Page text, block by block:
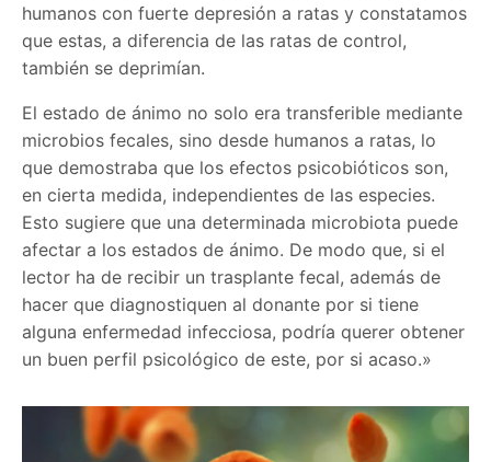
humanos con fuerte depresión a ratas y constatamos
que estas, a diferencia de las ratas de control,
también se deprimían.
El estado de ánimo no solo era transferible mediante
microbios fecales, sino desde humanos a ratas, lo
que demostraba que los efectos psicobióticos son,
en cierta medida, independientes de las especies.
Esto sugiere que una determinada microbiota puede
afectar a los estados de ánimo. De modo que, si el
lector ha de recibir un trasplante fecal, además de
hacer que diagnostiquen al donante por si tiene
alguna enfermedad infecciosa, podría querer obtener
un buen perfil psicológico de este, por si acaso.»